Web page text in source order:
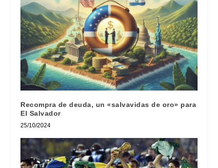
Recompra de deuda, un «salvavidas de oro» para
El Salvador
25/10/2024